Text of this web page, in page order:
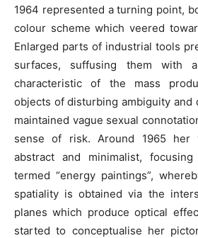
1964 represented a turning point,
colour scheme which veered
Enlarged parts of industrial tools
surfaces, suffusing them with
characteristic of the mass
objects of disturbing ambiguity and
maintained vague sexual
sense of risk. Around 1965 her
abstract and minimalist,
termed “energy paintings”,
spatiality is obtained via the
planes which produce optical
started to conceptualise her